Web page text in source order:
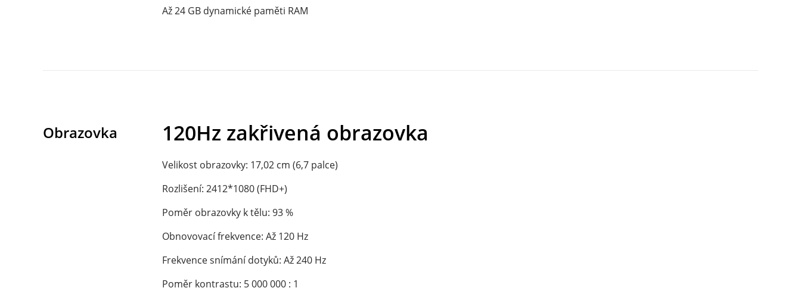
Až 24 GB dynamické paměti RAM
Obrazovka 120Hz zakřivená obrazovka
Velikost obrazovky: 17,02 cm (6,7 palce)
Rozlišení: 2412*1080 (FHD+)
Poměr obrazovky k tělu: 93 %
Obnovovací frekvence: Až 120 Hz
Frekvence snímání dotyků: Až 240 Hz
Poměr kontrastu: 5 000 000 : 1